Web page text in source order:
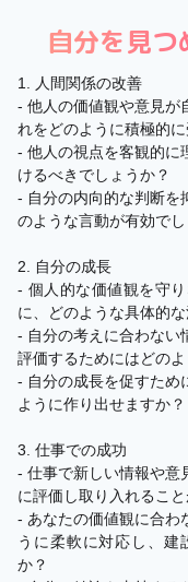
自分を見つ
1. 人間関係の改善
- 他人の価値観や意見が
れをどのように積極的
- 他人の視点を客観的に
けるべきでしょうか？
- 自分の内向的な判断を
のような言動が有効でし
2. 自分の成長
- 個人的な価値観を守
に、どのような具体的
- 自分の考えに合わない
評価するためにはどの
- 自分の成長を促すため
ように作り出せますか？
3. 仕事での成功
- 仕事で新しい情報や意
に評価し取り入れるこ
- あなたの価値観に合わ
うに柔軟に対応し、建
か？